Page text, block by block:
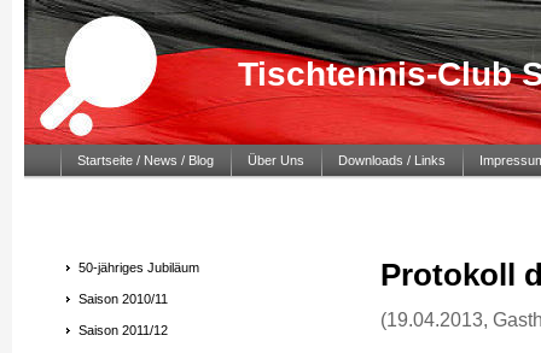
Tischtennis-Club
Startseite / News / Blog Über Uns Downloads / Links
50-jähriges Jubiläum
Saison 2010/11
Saison 2011/12
Protokoll
(19.04.2013,